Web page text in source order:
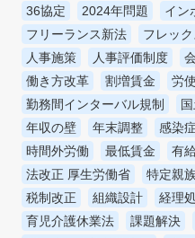
36協定 2024年問題 イン
フリーランス新法
フレッ
人事施策
人事評価制度
働き方改革
割増賃金 労
勤務間インターバル規制
年収の壁
年末調整 感染
時間外労働
最低賃金 有
法改正 厚生労働省
特定親
税制改正
組織設計 経理
育児介護休業法
課題解決